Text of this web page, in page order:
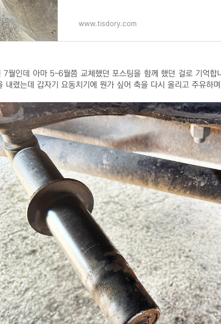
www.tisdory.com
7월인데 아마 5~6월쯤 교체했던 포스팅을 함께 했던 걸로 기억
내렸는데 갑자기 요동치기에 뭔가 싶어 축을 다시 올리고 주유하